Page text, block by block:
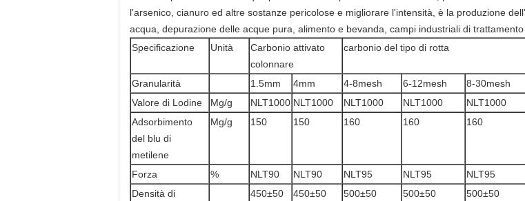
l'arsenico, cianuro ed altre sostanze pericolose e migliorare l'intensità, è la produzione
acqua, depurazione delle acque pura, alimento e bevanda, campi industriali di trattamento
Specificazione
Unità
Carbonio attivato
colonnare
carbonio del tipo di rotta
Granularità 1.5mm 4mm 4-8mesh 6-12mesh 8-30mesh
Valore di Lodine
Mg/g NLT1000 NLT1000 NLT1000 NLT1000 NLT1000
Adsorbimento
del blu di
metilene
Mg/g 150 150 160 160 160
Forza % NLT90 NLT90 NLT95 NLT95 NLT95
Densità di
450±50 450±50 500±50 500±50 500±50